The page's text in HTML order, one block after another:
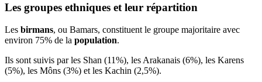
Les groupes ethniques et leur répartition
Les birmans, ou Bamars, constituent le groupe majoritaire avec
environ 75% de la population.
Ils sont suivis par les Shan (11%), les Arakanais (6%), les Karens
(5%), les Môns (3%) et les Kachin (2,5%).